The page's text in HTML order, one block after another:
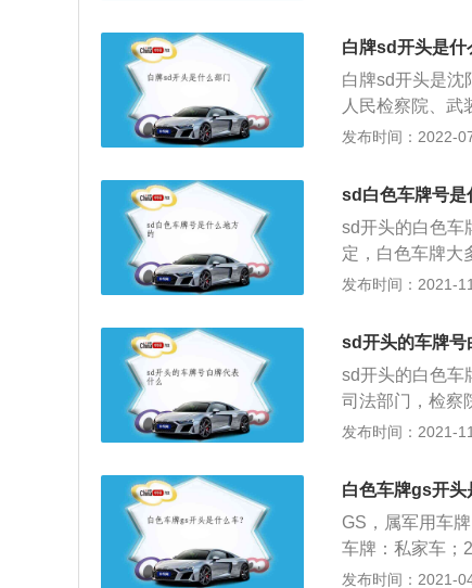
吨位货车,是咱
车、挂车等车
牌的汽车是新能
牌为黄绿两拼色
用；等等。
白牌sd开头是什
白牌sd开头是沈
人民检察院、
部门的廉洁自律
权力单位配备
和大巴，或大
位实行相关任务
不然会担负相关
发布时间：2022-
sd白色车牌号是
sd开头的白色车
定，白色车牌大
队等国家的权利
以由车主对其
位阿拉伯数字
成白底黑字的车
牌。
发布时间：2021-
sd开头的车牌号
sd开头的白色车
司法部门，检察
母A“代表法院，
车或者小吨位货
一些大货车、
牌的汽车大多属
用绿色车牌的汽
车牌为黄绿双拼
发布时间：2021-
白色车牌gs开头
GS，属军用车
车牌：私家车；
使馆；4、白底
发布时间：2021-